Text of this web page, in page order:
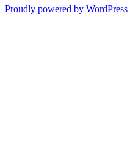
Proudly powered by WordPress